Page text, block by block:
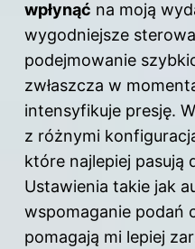
wpłynąć na moją
wygodniejsze
podejmowanie
zwłaszcza w
intensyfikuje presję.
z różnymi
które najlepiej pasują
Ustawienia takie jak
wspomaganie podań
pomagają mi lepiej